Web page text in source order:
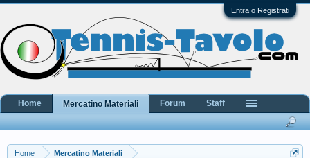
Entra o Registrati
Home Mercatino Materiali
Home Mercatino Materiali Forum Staff